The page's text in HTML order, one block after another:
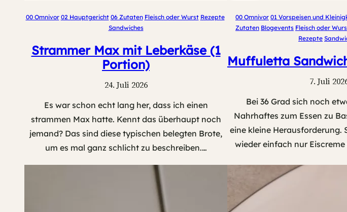
00 Omnivor 02 Hauptgericht 06 Zutaten Fleisch oder Wurst Rezepte
Sandwiches
Strammer Max mit Leberkäse (1
Portion)
24. Juli 2026
Es war schon echt lang her, dass ich einen
strammen Max hatte. Kennt das überhaupt noch
jemand? Das sind diese typischen belegten Brote,
um es mal ganz schlicht zu beschreiben.…
00 Omnivor 01 Vorspeisen und
Zutaten Blogevents Fleisch oder
Rezepte
Muffuletta
7. Juli
Bei 36 Grad sich noch
Nahrhaftes zum Essen zu
eine kleine Herausforderung.
wieder einfach nur